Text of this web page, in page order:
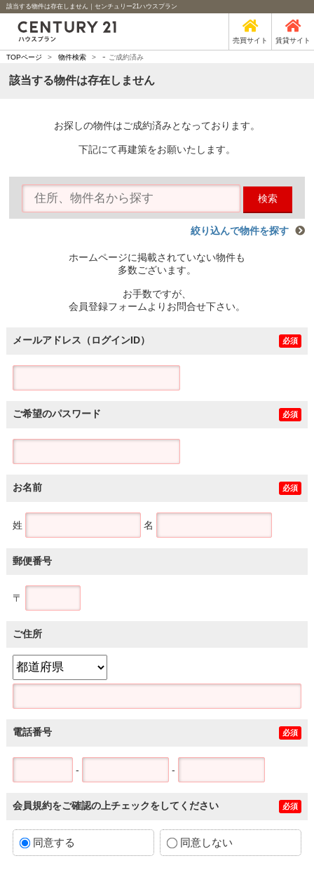
該当する物件は存在しません｜センチュリー21ハウスプラン
売買サイト 賃貸サイト
TOPページ > 物件検索 > - ご成約済み
該当する物件は存在しません
お探しの物件はご成約済みとなっております。
下記にて再建策をお願いたします。
検索
絞り込んで物件を探す
ホームページに掲載されていない物件も
多数ございます。
お手数ですが、
会員登録フォームよりお問合せ下さい。
メールアドレス（ログインID） 必須
ご希望のパスワード 必須
お名前 必須
姓 名
郵便番号
〒
ご住所
電話番号 必須
- -
会員規約をご確認の上チェックをしてください 必須
同意する 同意しない